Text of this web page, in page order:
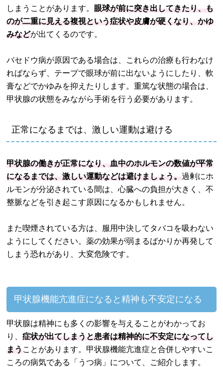
しまうことがあります。 眼球が前に突き出してきたり、も
のが二重に見える複視という症状や皮膚が硬くなり、かゆ
みなどが出てくるのです。
バセドウ病が原因である場合は、これらの治療も行わなけ
ればならず、テープで眼球が前に出ないようにしたり、軟
膏などでかゆみを抑えたりします。重篤な状態の場合は、
甲状腺の状態をみながら手術を行う必要があります。
正常になるまでは、激しい運動は避ける
甲状腺の働きが正常になり、血中のホルモンの数値が平常
になるまでは、激しい運動などは避けましょう。過剰にホ
ルモンが分泌されている間は、心臓への負担が大きく、不
整脈などを引き起こす原因になるかもしれません。
また喫煙されている方は、服用中決してタバコを吸わない
ようにしてください。薬の効果が弱まるばかりか再発して
しまう恐れがあり、大変危険です。
甲状腺機能亢進症になると精神も不安定になる
甲状腺は精神にも多くの影響を与えることがわかってお
り、症状が出てしまうと患者は精神的に不安定になってし
まう ことがあります。甲状腺機能亢進症と合併しやすいこ
ころの病気である「うつ病」について、ご紹介します。